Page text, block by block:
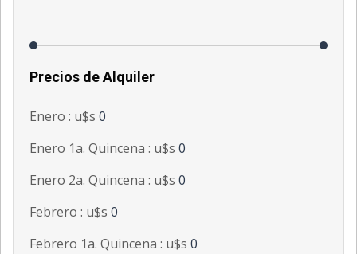
Precios de Alquiler
Enero : u$s 0
Enero 1a. Quincena : u$s 0
Enero 2a. Quincena : u$s 0
Febrero : u$s 0
Febrero 1a. Quincena : u$s 0